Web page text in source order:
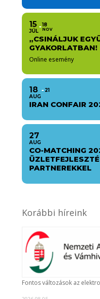
15
JÚL
18
NOV
„CSINÁLJUK
GYAKORLATBAN!
Online esemény
18
AUG
21
IRAN CONFAIR
27
AUG
CO-MATCHING
PARTNEREKKEL
Korábbi híreink
Fontos változások az